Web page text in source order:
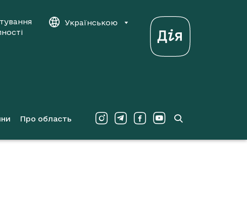
Українською
Про область